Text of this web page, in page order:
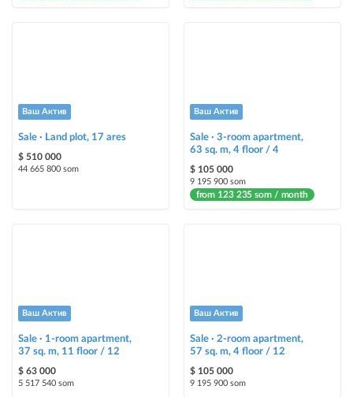
Stickers
and help sell it faster
Ваш Актив
Sale · Land plot, 17 ares
$ 510 000
44 665 800 som
Ваш Актив
Sale · 3-room apartment,
63 sq. m, 4 floor / 4
$ 105 000
9 195 900 som
from 123 235 som / month
Ваш Актив
Sale · 1-room apartment,
37 sq. m, 11 floor / 12
$ 63 000
5 517 540 som
Ваш Актив
Sale · 2-room apartment,
57 sq. m, 4 floor / 12
$ 105 000
9 195 900 som